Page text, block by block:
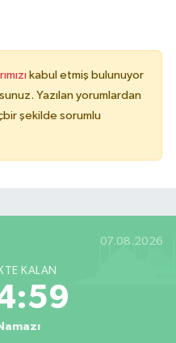
kabul etmiş bulunuyor
Yazılan yorumlardan
şekilde sorumlu
07.08.2026
KALAN